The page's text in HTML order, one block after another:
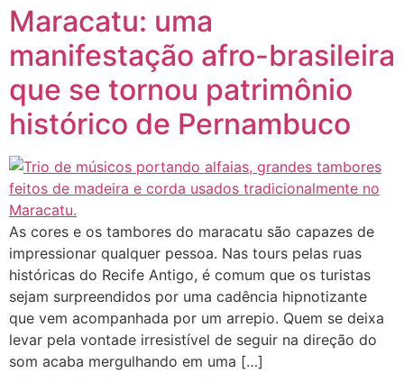
Maracatu: uma
manifestação afro-brasileira
que se tornou patrimônio
histórico de Pernambuco
As cores e os tambores do maracatu são capazes de
impressionar qualquer pessoa. Nas tours pelas ruas
históricas do Recife Antigo, é comum que os turistas
sejam surpreendidos por uma cadência hipnotizante
que vem acompanhada por um arrepio. Quem se deixa
levar pela vontade irresistível de seguir na direção do
som acaba mergulhando em uma […]